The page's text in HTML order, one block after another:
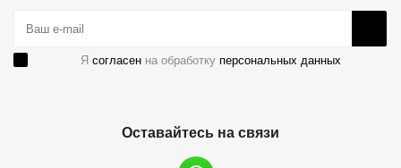
Я согласен на обработку персональных данных
Оставайтесь на связи